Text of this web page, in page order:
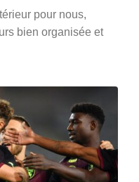
pour nous,
bien organisée et